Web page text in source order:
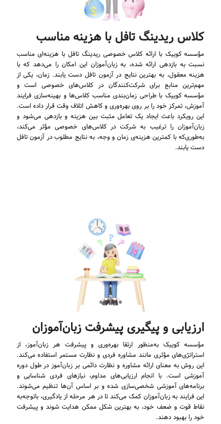
کلاس ریدینگ تافل با هزینه مناسب
مؤسسه کوییک با ارائه کلاس خصوصی ریدینگ تافل با هزینه‌ای مناسب
نسبت به بازدهی ارائه شده، به زبان‌آموزان این امکان را می‌دهد که با
هزینه معقول، به بهترین نتایج در آزمون تافل دست یابند. زمان، یکی از
مهم‌ترین منابع برای شرکت‌کنندگان در کلاس‌های خصوصی است و
مؤسسه کوییک با طراحی زمان‌بندی مناسب کلاس‌ها و بهینه‌سازی فرایند
آموزش، تمرکز خود را بر روی بهره‌وری و کاهش اتلاف وقت قرار داده است.
این رویکرد باعث ایجاد یک تعامل مثبت بین هزینه و بازدهی می‌شود و
زبان‌آموزان را ترغیب به شرکت در کلاس‌های خصوصی مؤثر می‌کند،
به‌طوری‌که با کمترین هزینه‌ی زمان و وجه، به نتایج مطلوب در آزمون تافل
دست یابند.
ارزیابی و پیگیری پیشرفت زبان‌آموزان
مؤسسه کوییک به‌منظور ارتقا بهره‌وری و پیشرفت هر زبان‌آموز، از
استراتژی‌های مؤثری مانند مشاوره فردی و نظارت مستمر استفاده می‌کند.
این روش به معنای ارائه مشاوره و نظارت دائمی بر زبان‌آموز در طول دوره
آموزشی است. با انجام ارزیابی‌های مداوم، نیازهای فردی شناسایی و
برنامه‌های آموزشی شخصی‌سازی شده و بر اساس آن‌ها تنظیم می‌شوند.
این فرایند به زبان‌آموزان کمک می‌کند تا در هر مرحله از یادگیری، باتوجه‌به
نقاط قوت و ضعف خود، به بهترین شکل ممکن هدایت شوند و پیشرفت
خود را بهبود دهند.